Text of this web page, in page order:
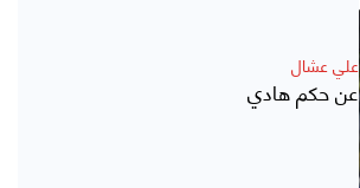
علي عشال
عن حكم هادي